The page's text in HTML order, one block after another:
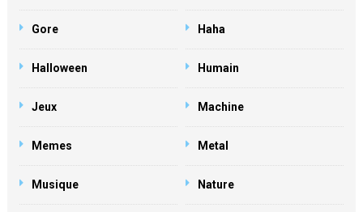
Gore Haha
Halloween Humain
Jeux Machine
Memes Metal
Musique Nature